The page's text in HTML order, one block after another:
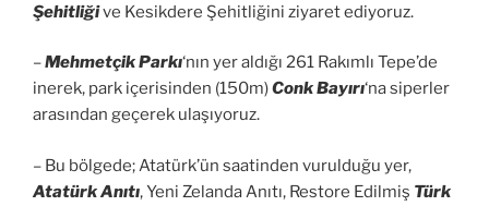
Şehitliğive Kesikdere Şehitliğini ziyaret ediyoruz.
–Mehmetçik Parkı‘nın yer aldığı 261 Rakımlı Tepe’de
inerek, park içerisinden (150m)Conk Bayırı‘na siperler
arasından geçerek ulaşıyoruz.
– Bu bölgede; Atatürk’ün saatinden vurulduğu yer,
Atatürk Anıtı, Yeni Zelanda Anıtı, Restore Edilmiş Türk